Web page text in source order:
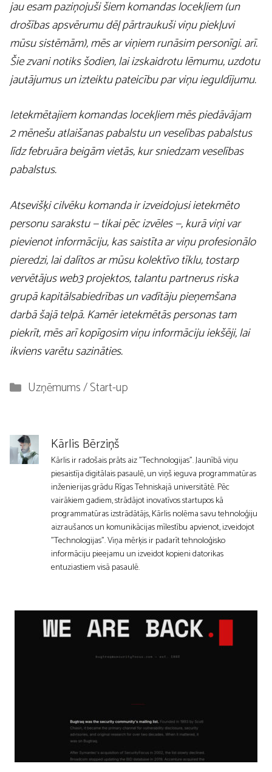
jau esam paziņojuši šiem komandas locekļiem (un
drošības apsvērumu dēļ pārtraukuši viņu piekļuvi
mūsu sistēmām), mēs ar viņiem runāsim personīgi. arī.
Šie zvani notiks šodien, lai izskaidrotu lēmumu, uzdotu
jautājumus un izteiktu pateicību par viņu ieguldījumu.
Ietekmētajiem komandas locekļiem mēs piedāvājam
2 mēnešu atlaišanas pabalstu un veselības pabalstus
līdz februāra beigām vietās, kur sniedzam veselības
pabalstus.
Atsevišķi cilvēku komanda ir izveidojusi ietekmēto
personu sarakstu — tikai pēc izvēles —, kurā viņi var
pievienot informāciju, kas saistīta ar viņu profesionālo
pieredzi, lai dalītos ar mūsu kolektīvo tīklu, tostarp
vervētājus web3 projektos, talantu partnerus riska
grupā kapitālsabiedrības un vadītāju pieņemšana
darbā šajā telpā. Kamēr ietekmētās personas tam
piekrīt, mēs arī kopīgosim viņu informāciju iekšēji, lai
ikviens varētu sazināties.
Kategorijas
Uzņēmums / Start-up
Kārlis Bērziņš
Kārlis ir radošais prāts aiz "Technologijas". Jaunībā viņu
piesaistīja digitālais pasaulē, un viņš ieguva programmatūras
inženierijas grādu Rīgas Tehniskajā universitātē. Pēc
vairākiem gadiem, strādājot inovatīvos startupos kā
programmatūras izstrādātājs, Kārlis nolēma savu tehnoloģiju
aizraušanos un komunikācijas mīlestību apvienot, izveidojot
"Technologijas". Viņa mērķis ir padarīt tehnoloģisko
informāciju pieejamu un izveidot kopieni datorikas
entuziastiem visā pasaulē.